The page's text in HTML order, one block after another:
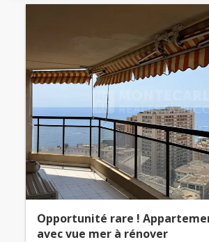
Opportunité rare !
avec vue mer à rénover